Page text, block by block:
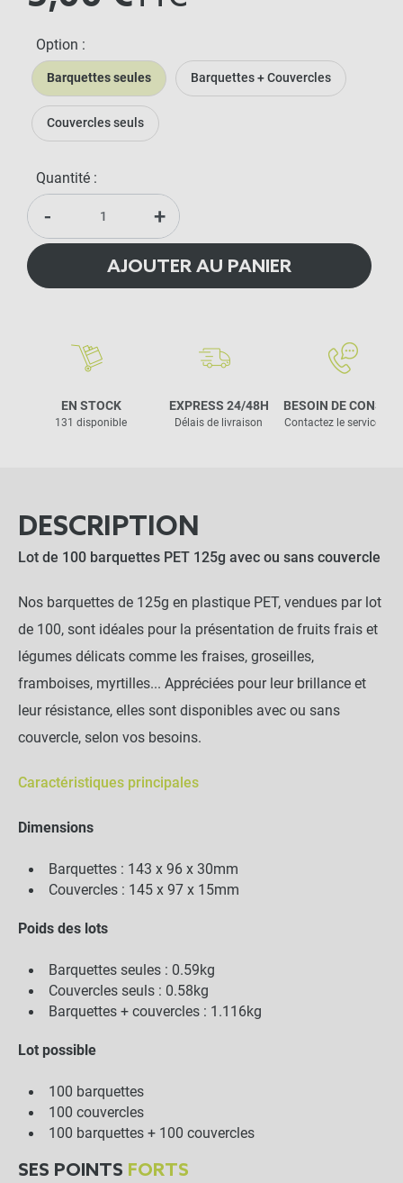
Option :
Barquettes seules Barquettes + Couvercles
Couvercles seuls
Quantité :
- +
AJOUTER AU PANIER
EN STOCK
131 disponible
EXPRESS 24/48H
Délais de livraison
BESOIN DE CONSEIL
Contactez le service
DESCRIPTION
Lot de 100 barquettes PET 125g avec ou sans couvercle
Nos barquettes de 125g en plastique PET, vendues par lot
de 100, sont idéales pour la présentation de fruits frais et
légumes délicats comme les fraises, groseilles,
framboises, myrtilles... Appréciées pour leur brillance et
leur résistance, elles sont disponibles avec ou sans
couvercle, selon vos besoins.
Caractéristiques principales
Dimensions
Barquettes : 143 x 96 x 30mm
Couvercles : 145 x 97 x 15mm
Poids des lots
Barquettes seules : 0.59kg
Couvercles seuls : 0.58kg
Barquettes + couvercles : 1.116kg
Lot possible
100 barquettes
100 couvercles
100 barquettes + 100 couvercles
SES POINTS FORTS